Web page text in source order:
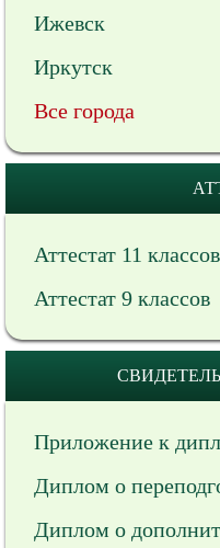
Ижевск
Иркутск
Все города
Аттестат 11 классов
Аттестат 9 классов
Приложение к
Диплом о
Диплом о